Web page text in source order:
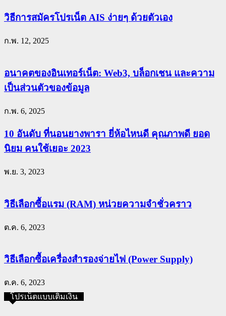
วิธีการสมัครโปรเน็ต AIS ง่ายๆ ด้วยตัวเอง
ก.พ. 12, 2025
อนาคตของอินเทอร์เน็ต: Web3, บล็อกเชน และความ
เป็นส่วนตัวของข้อมูล
ก.พ. 6, 2025
10 อันดับ ที่นอนยางพารา ยี่ห้อไหนดี คุณภาพดี ยอด
นิยม คนใช้เยอะ 2023
พ.ย. 3, 2023
วิธีเลือกซื้อแรม (RAM) หน่วยความจำชั่วคราว
ต.ค. 6, 2023
วิธีเลือกซื้อเครื่องสำรองจ่ายไฟ (Power Supply)
ต.ค. 6, 2023
โปรเน็ตแบบเติมเงิน